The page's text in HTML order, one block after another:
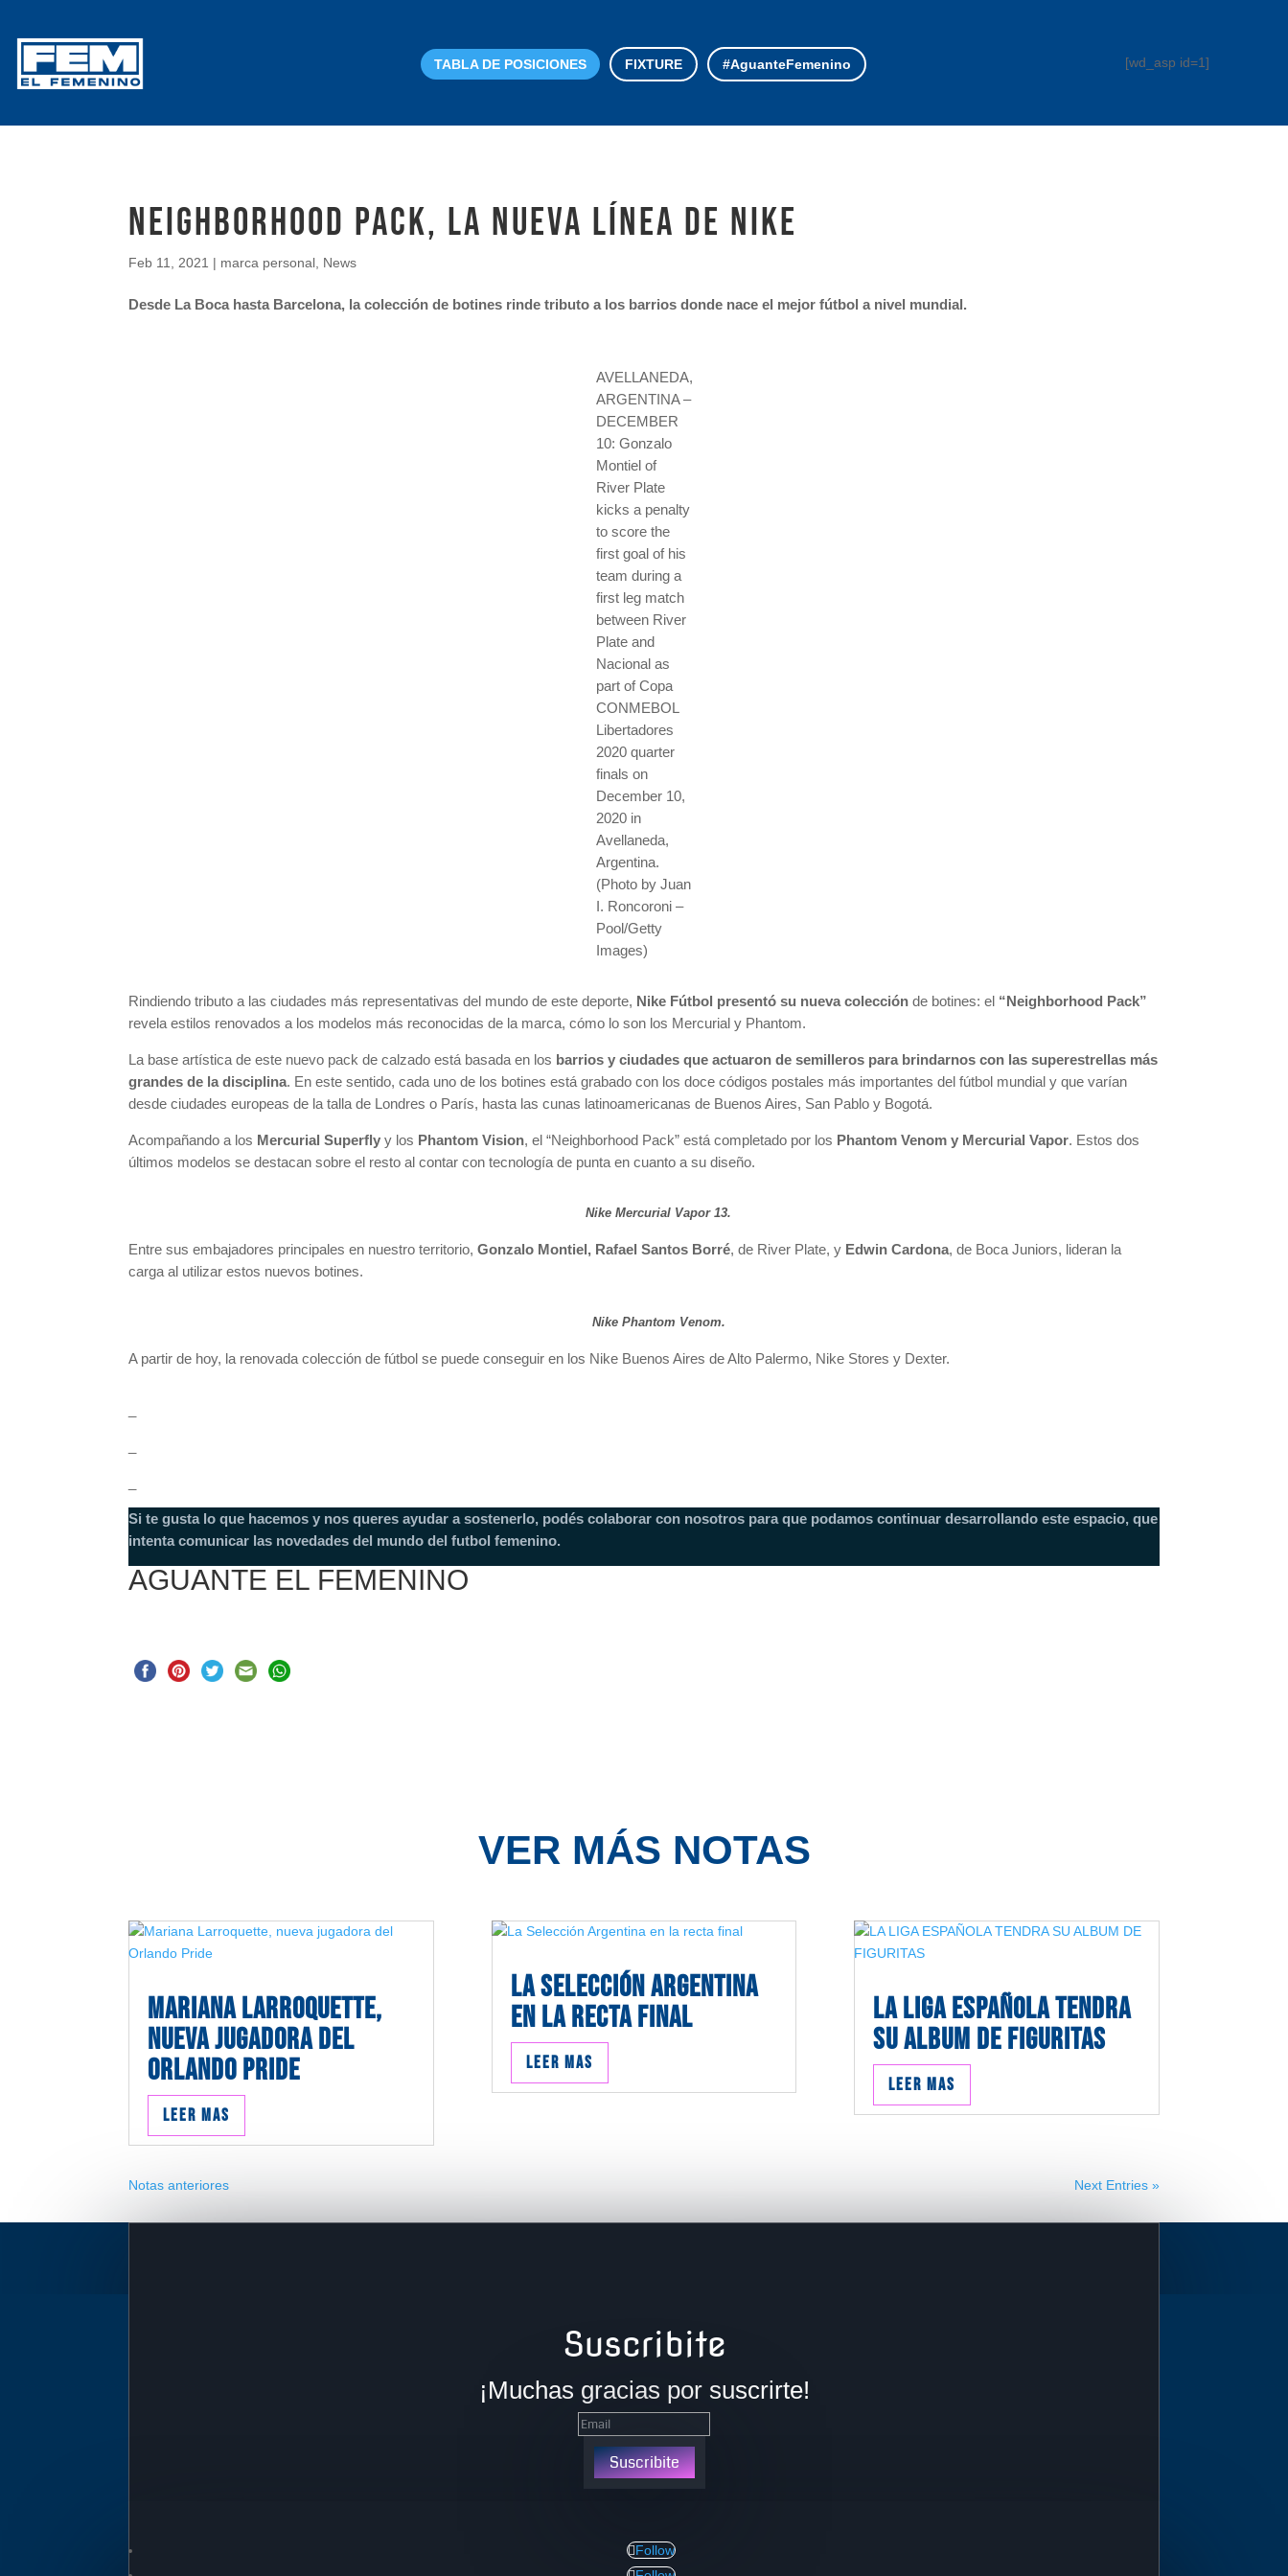
TABLA DE POSICIONES FIXTURE #AguanteFemenino [wd_asp id=1]
Neighborhood Pack, la nueva línea de Nike
Feb 11, 2021 | marca personal News
Desde La Boca hasta Barcelona, la colección de botines rinde tributo a los barrios donde nace el mejor fútbol a nivel mundial.
AVELLANEDA,
ARGENTINA –
DECEMBER
10: Gonzalo
Montiel of
River Plate
kicks a penalty
to score the
first goal of his
team during a
first leg match
between River
Plate and
Nacional as
part of Copa
CONMEBOL
Libertadores
2020 quarter
finals on
December 10,
2020 in
Avellaneda,
Argentina.
(Photo by Juan
I. Roncoroni –
Pool/Getty
Images)
Rindiendo tributo a las ciudades más representativas del mundo de este deporte, Nike Fútbol presentó su nueva colección de botines: el “Neighborhood Pack”
revela estilos renovados a los modelos más reconocidas de la marca, cómo lo son los Mercurial y Phantom.
La base artística de este nuevo pack de calzado está basada en los barrios y ciudades que actuaron de semilleros para brindarnos con las superestrellas más
grandes de la disciplina. En este sentido, cada uno de los botines está grabado con los doce códigos postales más importantes del fútbol mundial y que varían
desde ciudades europeas de la talla de Londres o París, hasta las cunas latinoamericanas de Buenos Aires, San Pablo y Bogotá.
Acompañando a los Mercurial Superfly y los Phantom Vision, el “Neighborhood Pack” está completado por los Phantom Venom y Mercurial Vapor. Estos dos
últimos modelos se destacan sobre el resto al contar con tecnología de punta en cuanto a su diseño.
Nike Mercurial Vapor 13.
Entre sus embajadores principales en nuestro territorio,Gonzalo Montiel, Rafael Santos Borré, de River Plate, y Edwin Cardona, de Boca Juniors, lideran la
carga al utilizar estos nuevos botines.
Nike Phantom Venom.
A partir de hoy, la renovada colección de fútbol se puede conseguir en los Nike Buenos Aires de Alto Palermo, Nike Stores y Dexter.
Si te gusta lo que hacemos y nos queres ayudar a sostenerlo, podés colaborar con nosotros para que podamos continuar desarrollando este espacio, que
intenta comunicar las novedades del mundo del futbol femenino.
AGUANTE EL FEMENINO
VER MÁS NOTAS
Mariana Larroquette,
nueva jugadora del
Orlando Pride
Leer mas
La Selección Argentina
en la recta final
Leer mas
LA LIGA ESPAÑOLA TENDRA
SU ALBUM DE FIGURITAS
Leer mas
Notas anteriores Next Entries »
Suscribite
¡Muchas gracias por suscrirte!
Suscribite
Follow